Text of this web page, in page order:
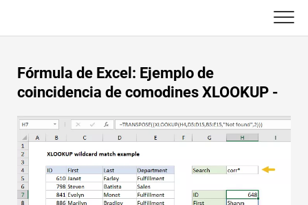
content
Funciones de Excel
Gráfico
Consejos de Excel
Fórmula
C ++
DSA
Java
Fórmula de Excel: Ejemplo de
coincidencia de comodines XLOOKUP -